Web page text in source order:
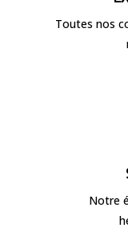
Toutes nos
Notre